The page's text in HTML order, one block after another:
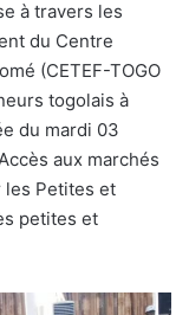
à travers les
du Centre
(CETEF-TOGO
togolais à
du mardi 03
aux marchés
Petites et
petites et